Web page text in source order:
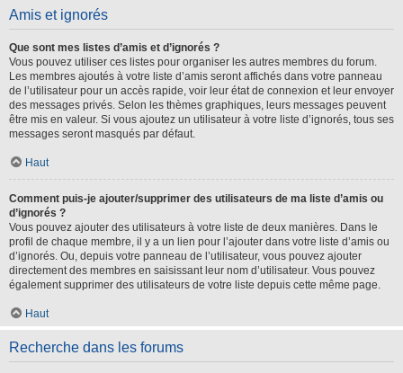
Amis et ignorés
Que sont mes listes d’amis et d’ignorés ?
Vous pouvez utiliser ces listes pour organiser les autres membres du forum.
Les membres ajoutés à votre liste d’amis seront affichés dans votre panneau
de l’utilisateur pour un accès rapide, voir leur état de connexion et leur envoyer
des messages privés. Selon les thèmes graphiques, leurs messages peuvent
être mis en valeur. Si vous ajoutez un utilisateur à votre liste d’ignorés, tous ses
messages seront masqués par défaut.
Haut
Comment puis-je ajouter/supprimer des utilisateurs de ma liste d’amis ou
d’ignorés ?
Vous pouvez ajouter des utilisateurs à votre liste de deux manières. Dans le
profil de chaque membre, il y a un lien pour l’ajouter dans votre liste d’amis ou
d’ignorés. Ou, depuis votre panneau de l’utilisateur, vous pouvez ajouter
directement des membres en saisissant leur nom d’utilisateur. Vous pouvez
également supprimer des utilisateurs de votre liste depuis cette même page.
Haut
Recherche dans les forums